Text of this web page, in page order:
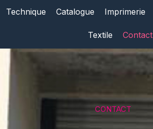
Technique Catalogue Imprimerie
Textile Contact
CONTACT